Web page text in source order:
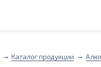
Каталог продукции